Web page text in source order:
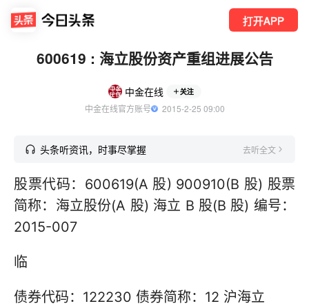
打开APP
600619 : 海立股份资产重组进展公告
中金在线 关注
中金在线官方账号
  2015-2-25 09:00
头条听资讯，时事尽掌握 去听全文
股票代码：600619(A 股) 900910(B 股) 股票
简称：海立股份(A 股) 海立 B 股(B 股) 编号：
2015-007
临
债券代码：122230 债券简称：12 沪海立